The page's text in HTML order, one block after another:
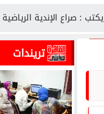
الإندية الرياضية المصرية
تريندات